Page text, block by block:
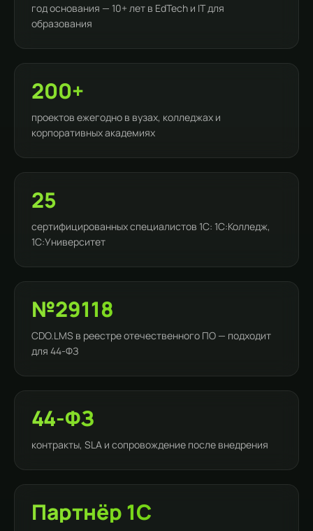
год основания — 10+ лет в EdTech и IT для
образования
200+
проектов ежегодно в вузах, колледжах и
корпоративных академиях
25
сертифицированных специалистов 1С: 1С:Колледж,
1С:Университет
№29118
CDO.LMS в реестре отечественного ПО — подходит
для 44-ФЗ
44-ФЗ
контракты, SLA и сопровождение после внедрения
Партнёр 1С